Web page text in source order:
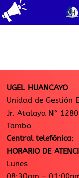
UGEL HUANCAYO
Unidad de Gestión
Jr. Atalaya N°
Tambo
Central telefónica:
HORARIO DE
Lunes